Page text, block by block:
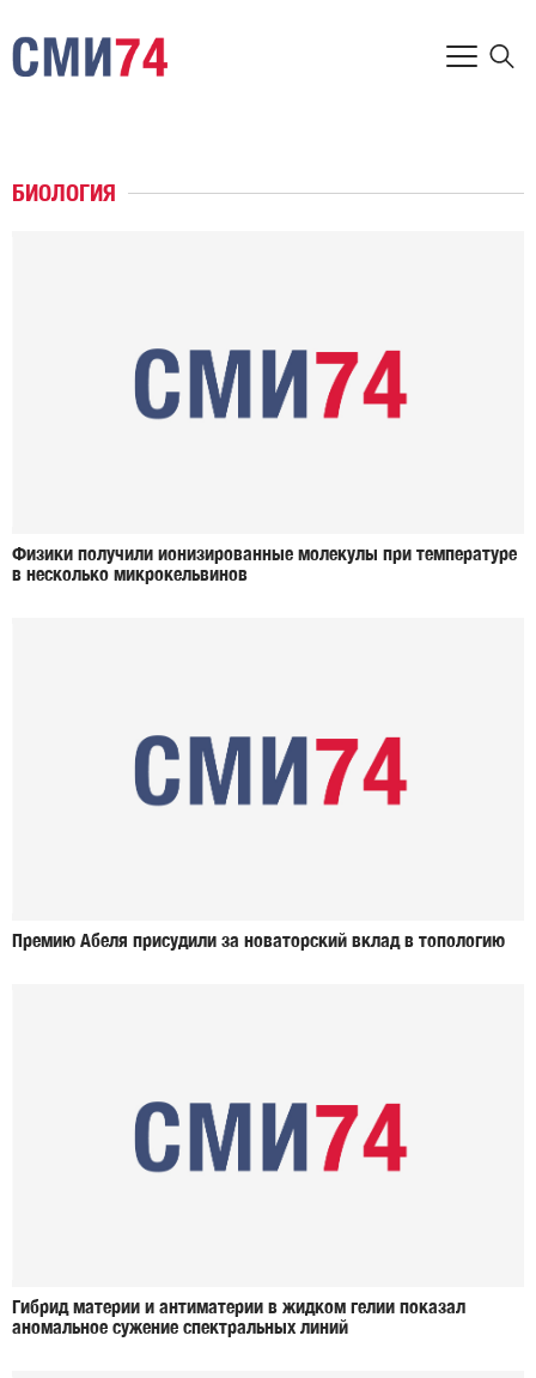
БИОЛОГИЯ
Физики получили ионизированные молекулы при температуре
в несколько микрокельвинов
Премию Абеля присудили за новаторский вклад в топологию
Гибрид материи и антиматерии в жидком гелии показал
аномальное сужение спектральных линий